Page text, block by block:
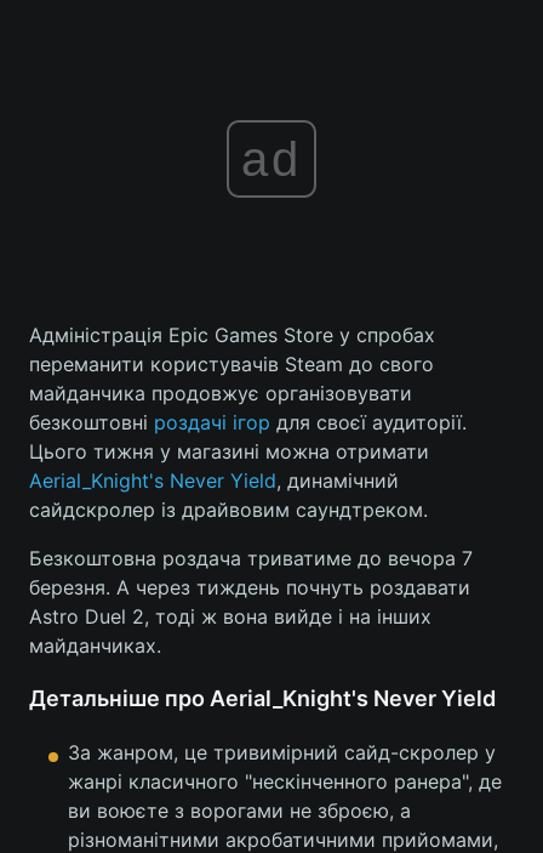
Головна Війна
Україна Політика
Економіка Світ
Спорт Наука
Техно і зв'язок
Зброя Інциденти
Туризм
Цікавинки Погода
ad
Адміністрація Epic Games Store у спробах
переманити користувачів Steam до свого
майданчика продовжує організовувати
безкоштовні роздачі ігор для своєї аудиторії.
Цього тижня у магазині можна отримати
Aerial_Knight's Never Yield, динамічний
сайдскролер із драйвовим саундтреком.
Безкоштовна роздача триватиме до вечора 7
березня. А через тиждень почнуть роздавати
Astro Duel 2, тоді ж вона вийде і на інших
майданчиках.
Детальніше про Aerial_Knight's Never Yield
За жанром, це тривимірний сайд-скролер у
жанрі класичного "нескінченного ранера", де
ви воюєте з ворогами не зброєю, а
різноманітними акробатичними прийомами,